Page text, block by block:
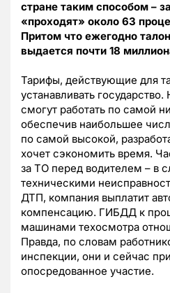
стране таким способом –
«проходят» около 63
Притом что ежегодно
выдается почти 18
Тарифы, действующие для
устанавливать
смогут работать по самой
обеспечив наибольшее
по самой высокой,
хочет сэкономить время.
за ТО перед водителем – в
техническими
ДТП, компания выплатит
компенсацию. ГИБДД к
машинами техосмотра
Правда, по словам
инспекции, они и сейчас
опосредованное участие.